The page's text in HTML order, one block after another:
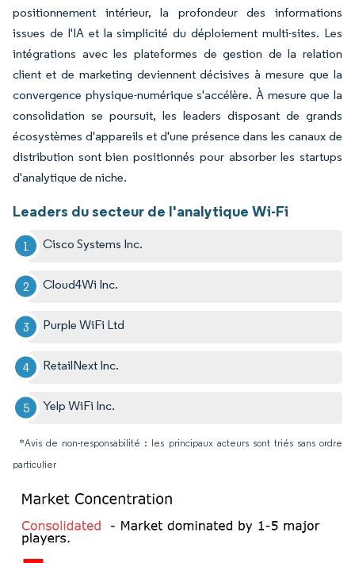
positionnement intérieur, la profondeur des informations
issues de l'IA et la simplicité du déploiement multi-sites. Les
intégrations avec les plateformes de gestion de la relation
client et de marketing deviennent décisives à mesure que la
convergence physique-numérique s'accélère. À mesure que la
consolidation se poursuit, les leaders disposant de grands
écosystèmes d'appareils et d'une présence dans les canaux de
distribution sont bien positionnés pour absorber les startups
d'analytique de niche.
Leaders du secteur de l'analytique Wi-Fi
Cisco Systems Inc.
Cloud4Wi Inc.
Purple WiFi Ltd
RetailNext Inc.
Yelp WiFi Inc.
*Avis de non-responsabilité : les principaux acteurs sont triés sans ordre
particulier